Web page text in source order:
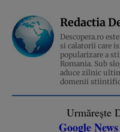
Redactia
Descopera.ro
si calatorii care
popularizare a
Romania. Sub
aduce zilnic
domenii
Urmărește
Google News